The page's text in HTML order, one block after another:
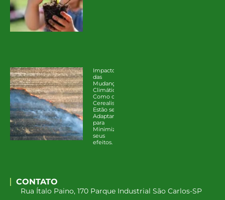
Impacto
das
Mudanças
Climáticas:
Como os
Cerealistas
Estão se
Adaptando
para
Minimizar
seus
efeitos.
CONTATO
Rua Ítalo Paino, 170 Parque Industrial São Carlos-SP